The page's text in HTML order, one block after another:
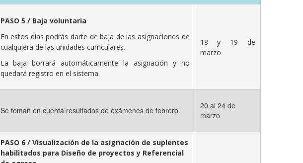
PASO 5 / Baja voluntaria
En estos días podrás darte de baja de las asignaciones de
cualquiera de las unidades curriculares.
La baja borrará automáticamente la asignación y no
quedará registro en el sistema.
18 y 19 de
marzo
Se toman en cuenta resultados de exámenes de febrero.
20 al 24 de
marzo
PASO 6 / Visualización de la asignación de suplentes
habilitados para Diseño de proyectos y Referencial